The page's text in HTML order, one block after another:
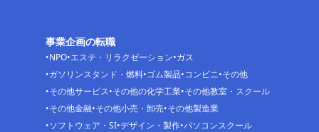
事業企画の転職
NPO エステ・リラクゼーション ガス
ガソリンスタンド・燃料 ゴム製品 コンビニ その他
その他サービス その他の化学工業 その他教室・スクール
その他金融 その他小売・卸売 その他製造業
ソフトウェア・SI デザイン・製作 パソコンスクール